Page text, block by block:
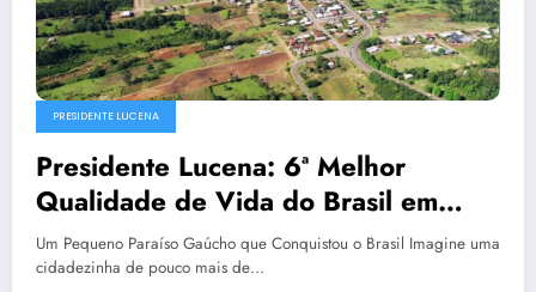
PRESIDENTE LUCENA
Presidente Lucena: 6ª Melhor
Qualidade de Vida do Brasil em
2025 – Um Guia Completo para
Visitar e Viver
Um Pequeno Paraíso Gaúcho que Conquistou o Brasil Imagine uma
cidadezinha de pouco mais de…